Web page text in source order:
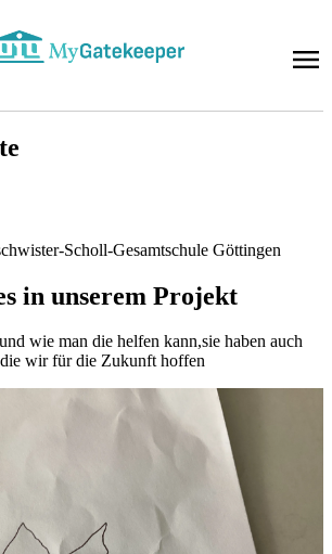
Scholl-Ge­samt­schu­le Göt­tin­gen
in un­se­rem Pro­jekt
wie man die hel­fen kann,sie ha­ben auch
wir für die Zu­kunft hof­fen